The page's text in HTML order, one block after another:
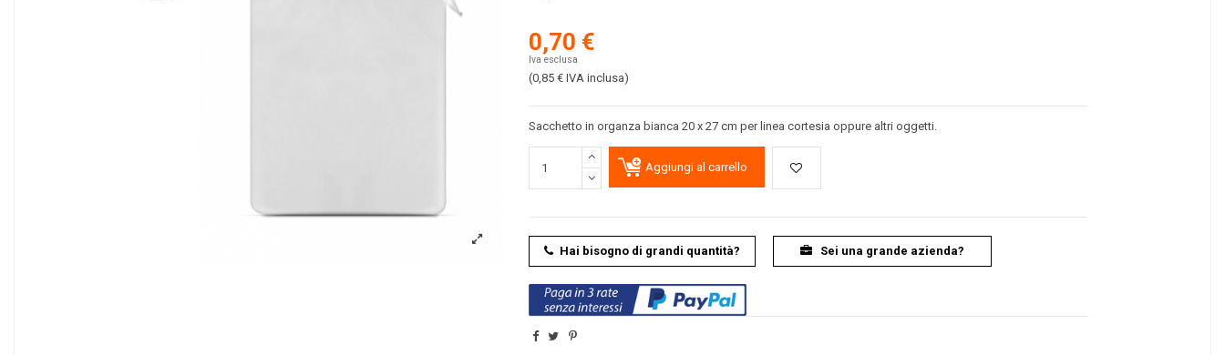
0,70 €
Iva esclusa
(0,85 € IVA inclusa)
Sacchetto in organza bianca 20 x 27 cm per linea cortesia oppure altri oggetti.
Aggiungi al carrello
Hai bisogno di grandi quantità? Sei una grande azienda?